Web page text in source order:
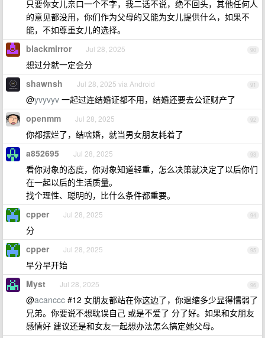
只要你女儿亲口一个不字，我二话不说，绝不回头，其他任何人
的意见都没用，你们作为父母的又能为女儿提供什么，如果不
能，不如尊重女儿的选择。
90
blackmirror Jul 28, 2025
想过分就一定会分
91
shawnsh Jul 28, 2025 via Android
@yvyvyv 一起过连结婚证都不用，结婚还要去公证财产了
92
openmm Jul 28, 2025
你都摆烂了，结啥婚，就当男女朋友耗着了
93
a852695 Jul 28, 2025
看你对象的态度，你对象知道轻重，怎么决策就决定了以后你们
在一起以后的生活质量。
找个理性、聪明的，比什么条件都重要。
94
cpper Jul 28, 2025
分
95
cpper Jul 28, 2025
早分早开始
96
Myst Jul 28, 2025
@acanccc #12 女朋友都站在你这边了，你退缩多少显得懦弱了
兄弟。你要说不想耽误自己 或是不爱了 分了好。如果和女朋友
感情好 建议还是和女友一起想办法怎么搞定她父母。